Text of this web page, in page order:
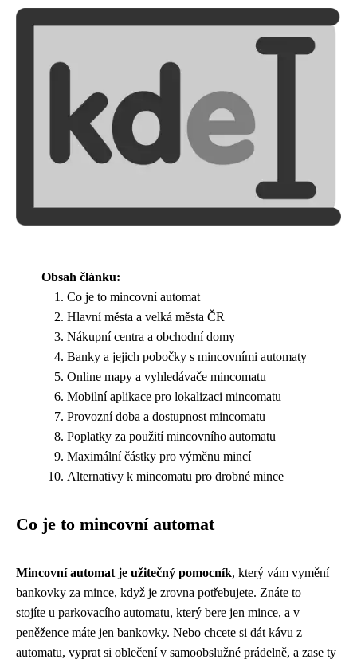
Obsah článku:
Co je to mincovní automat
Hlavní města a velká města ČR
Nákupní centra a obchodní domy
Banky a jejich pobočky s mincovními automaty
Online mapy a vyhledávače mincomatu
Mobilní aplikace pro lokalizaci mincomatu
Provozní doba a dostupnost mincomatu
Poplatky za použití mincovního automatu
Maximální částky pro výměnu mincí
Alternativy k mincomatu pro drobné mince
Co je to mincovní automat
Mincovní automat je užitečný pomocník, který vám vymění
bankovky za mince, když je zrovna potřebujete. Znáte to –
stojíte u parkovacího automatu, který bere jen mince, a v
peněžence máte jen bankovky. Nebo chcete si dát kávu z
automatu, vyprat si oblečení v samoobslužné prádelně, a zase ty